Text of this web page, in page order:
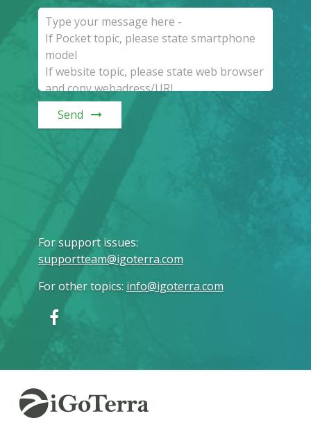
Send
For support issues:
supportteam@igoterra.com
For other topics: info@igoterra.com